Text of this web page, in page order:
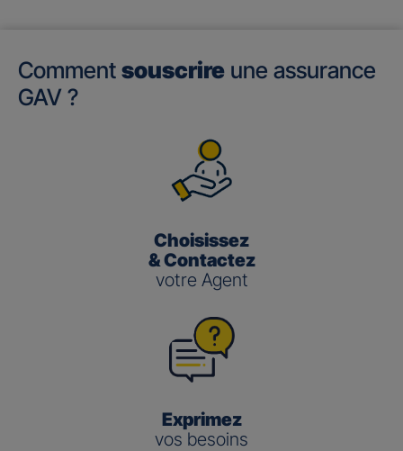
Comment souscrire une assurance
GAV ?
Choisissez
& Contactez
votre Agent
Exprimez
vos besoins